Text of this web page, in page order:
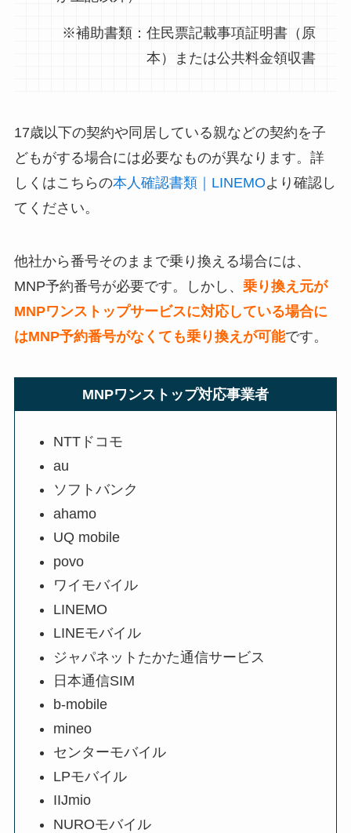
※補助書類：住民票記載事項証明書（原
本）または公共料金領収書
17歳以下の契約や同居している親などの契約を子
どもがする場合には必要なものが異なります。詳
しくはこちらの本人確認書類｜LINEMOより確認し
てください。
他社から番号そのままで乗り換える場合には、
MNP予約番号が必要です。しかし、 乗り換え元が
MNPワンストップサービスに対応している場合に
はMNP予約番号がなくても乗り換えが可能です。
MNPワンストップ対応事業者
NTTドコモ
au
ソフトバンク
ahamo
UQ mobile
povo
ワイモバイル
LINEMO
LINEモバイル
ジャパネットたかた通信サービス
日本通信SIM
b-mobile
mineo
センターモバイル
LPモバイル
IIJmio
NUROモバイル